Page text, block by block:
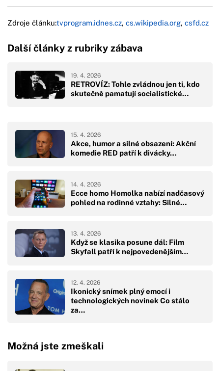
Zdroje článku:tvprogram.idnes.cz, cs.wikipedia.org, csfd.cz
Další články z rubriky zábava
RETROVÍZ: Tohle zvládnou jen ti, kdo
skutečně pamatují socialistické…
19. 4. 2026
Akce, humor a silné obsazení: Akční
komedie RED patří k divácky…
15. 4. 2026
Ecce homo Homolka nabízí nadčasový
pohled na rodinné vztahy: Silné…
14. 4. 2026
Když se klasika posune dál: Film
Skyfall patří k nejpovedenějším…
13. 4. 2026
Ikonický snímek plný emocí i
technologických novinek Co stálo
za…
12. 4. 2026
Možná jste zmeškali